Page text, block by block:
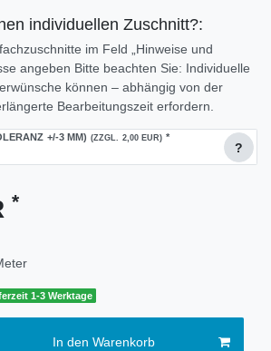
individuellen Zuschnitt?:
im Feld „Hinweise und
angeben Bitte beachten Sie: Individuelle
können – abhängig von der
Bearbeitungszeit erfordern.
+/-3 MM) (ZZGL. 2,00 EUR) *
?
*
1-3 Werktage
In den Warenkorb